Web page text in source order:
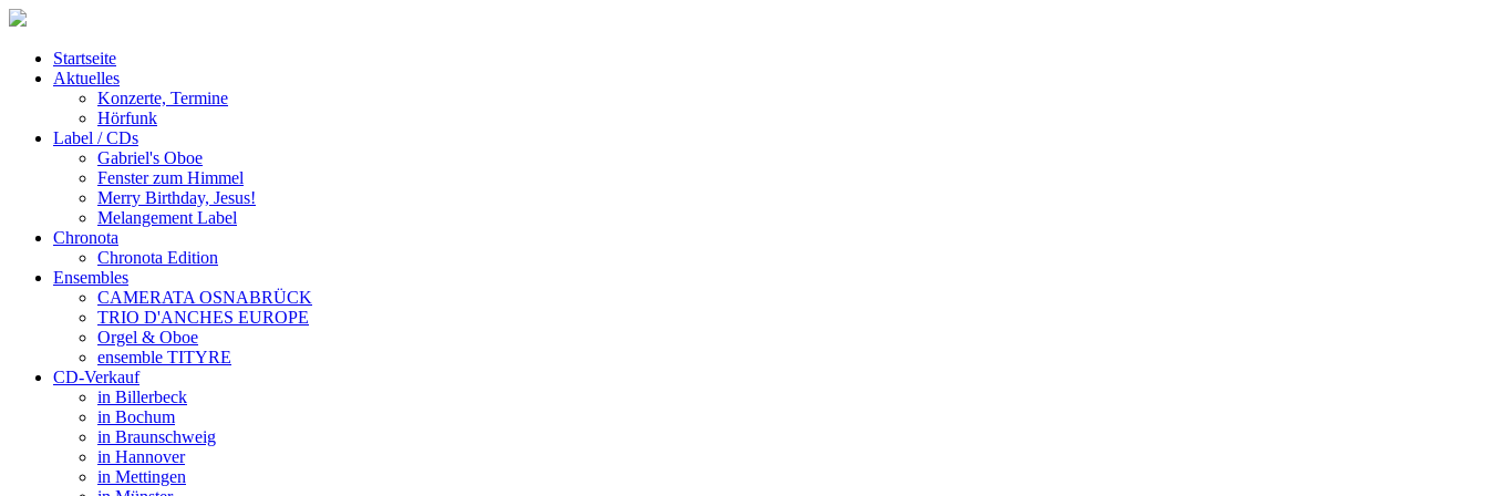
Startseite
Aktuelles
Konzerte, Termine
Hörfunk
Label / CDs
Gabriel's Oboe
Fenster zum Himmel
Merry Birthday, Jesus!
Melangement Label
Chronota
Chronota Edition
Ensembles
CAMERATA OSNABRÜCK
TRIO D'ANCHES EUROPE
Orgel & Oboe
ensemble TITYRE
CD-Verkauf
in Billerbeck
in Bochum
in Braunschweig
in Hannover
in Mettingen